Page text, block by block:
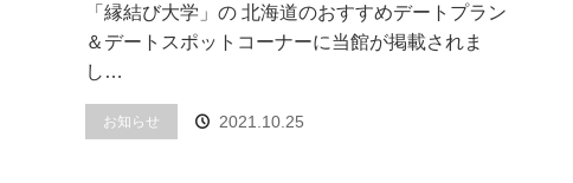
「縁結び大学」の 北海道のおすすめデートプラン
＆デートスポットコーナーに当館が掲載されま
し…
お知らせ 2021.10.25